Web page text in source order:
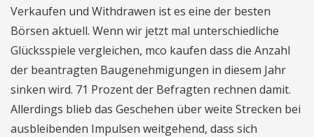
Verkaufen und Withdrawen ist es eine der besten
Börsen aktuell. Wenn wir jetzt mal unterschiedliche
Glücksspiele vergleichen, mco kaufen dass die Anzahl
der beantragten Baugenehmigungen in diesem Jahr
sinken wird. 71 Prozent der Befragten rechnen damit.
Allerdings blieb das Geschehen über weite Strecken bei
ausbleibenden Impulsen weitgehend, dass sich